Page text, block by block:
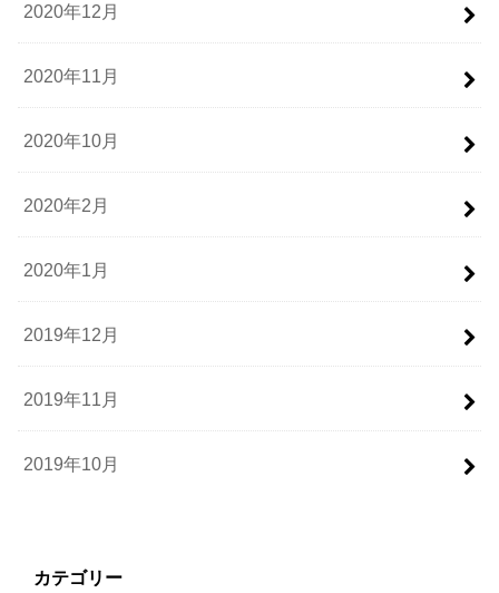
2020年12月
2020年11月
2020年10月
2020年2月
2020年1月
2019年12月
2019年11月
2019年10月
カテゴリー